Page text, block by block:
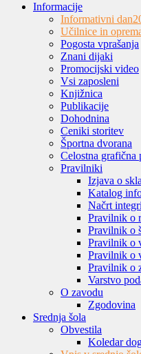
Informacije
Informativni dan
Učilnice in
Pogosta vprašanja
Znani dijaki
Promocijski video
Vsi zaposleni
Knjižnica
Publikacije
Dohodnina
Ceniki storitev
Športna dvorana
Celostna grafična
Pravilniki
Izjava o
Katalog
Načrt
Pravilnik o
Pravilnik o
Pravilnik o
Pravilnik o
Pravilnik o
Varstvo
O zavodu
Zgodovina
Srednja šola
Obvestila
Koledar